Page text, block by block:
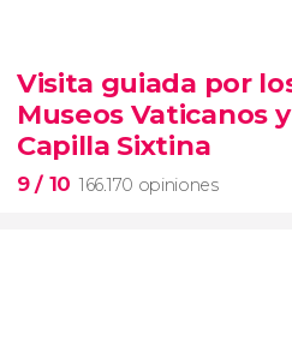
Contrastes de Nueva York
barrios de Queens, el Bronx
Visita guiada por
Museos Vaticanos
Capilla Sixtina
9/ 10 166.170 opiniones